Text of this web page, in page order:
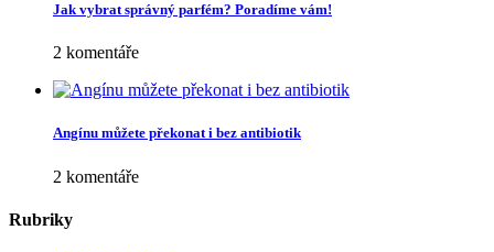
Jak vybrat správný parfém? Poradíme vám!
2 komentáře
Angínu můžete překonat i bez antibiotik
2 komentáře
Rubriky